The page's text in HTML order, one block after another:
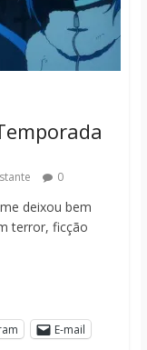
0
deixou bem
terror, ficção
E-mail